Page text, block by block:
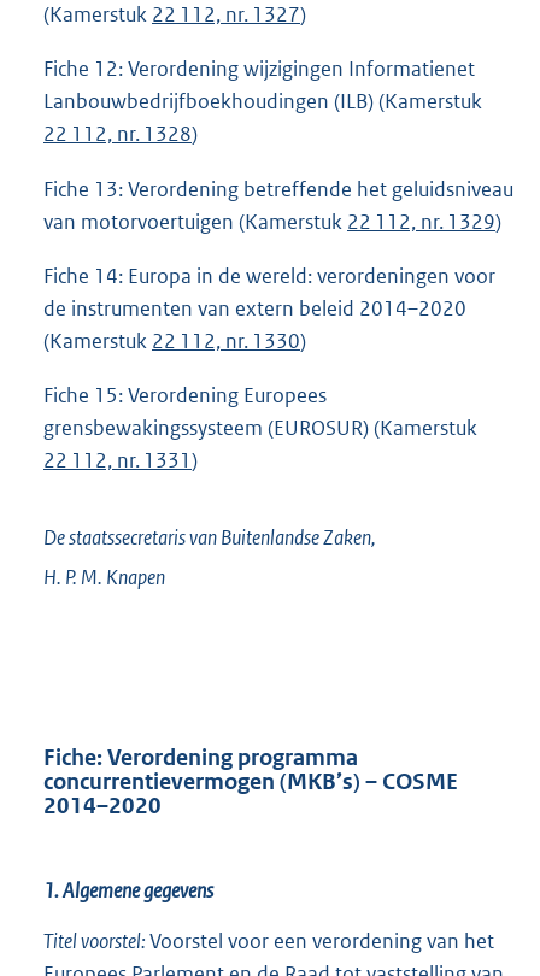
(Kamerstuk 22 112, nr. 1327)
Fiche 12: Verordening wijzigingen Informatienet
Lanbouwbedrijfboekhoudingen (ILB) (Kamerstuk
22 112, nr. 1328)
Fiche 13: Verordening betreffende het geluidsniveau
van motorvoertuigen (Kamerstuk 22 112, nr. 1329)
Fiche 14: Europa in de wereld: verordeningen voor
de instrumenten van extern beleid 2014–2020
(Kamerstuk 22 112, nr. 1330)
Fiche 15: Verordening Europees
grensbewakingssysteem (EUROSUR) (Kamerstuk
22 112, nr. 1331)
De staatssecretaris van Buitenlandse Zaken,
H. P. M. Knapen
Fiche: Verordening programma
concurrentievermogen (MKB’s) – COSME
2014–2020
1. Algemene gegevens
Titel voorstel:Voorstel voor een verordening van het